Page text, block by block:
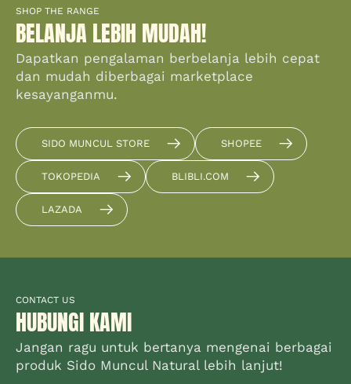
SHOP THE RANGE
BELANJA LEBIH MUDAH!
Dapatkan pengalaman berbelanja lebih cepat
dan mudah diberbagai marketplace
kesayanganmu.
SIDO MUNCUL STORE SHOPEE
TOKOPEDIA BLIBLI.COM
LAZADA
CONTACT US
HUBUNGI KAMI
Jangan ragu untuk bertanya mengenai berbagai
produk Sido Muncul Natural lebih lanjut!